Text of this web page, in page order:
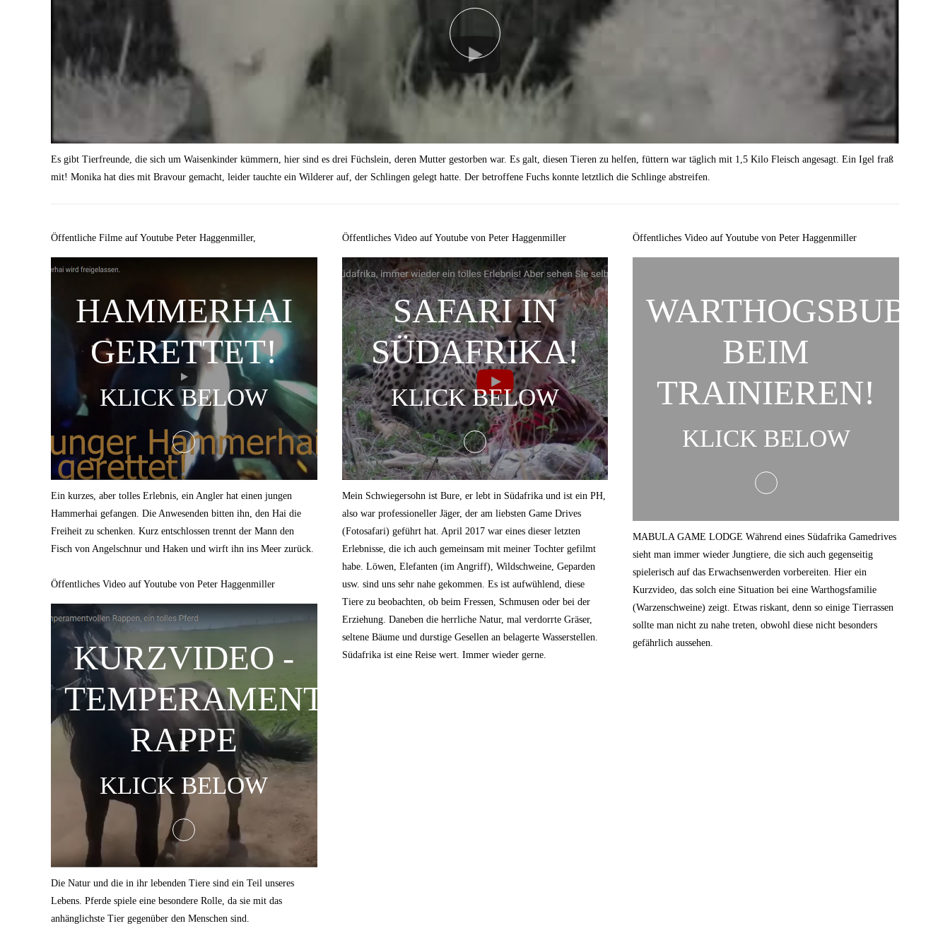
Es gibt Tierfreunde, die sich um Waisenkinder kümmern, hier sind es drei Füchslein, deren Mutter gestorben war. Es galt, diesen Tieren zu helfen, füttern war täglich mit 1,5 Kilo Fleisch angesagt. Ein Igel fraß
mit! Monika hat dies mit Bravour gemacht, leider tauchte ein Wilderer auf, der Schlingen gelegt hatte. Der betroffene Fuchs konnte letztlich die Schlinge abstreifen.
Öffentliche Filme auf Youtube Peter Haggenmiller,
HAMMERHAI
GERETTET!
KLICK BELOW
Ein kurzes, aber tolles Erlebnis, ein Angler hat einen jungen
Hammerhai gefangen. Die Anwesenden bitten ihn, den Hai die
Freiheit zu schenken. Kurz entschlossen trennt der Mann den
Fisch von Angelschnur und Haken und wirft ihn ins Meer zurück.
Öffentliches Video auf Youtube von Peter Haggenmiller
KURZVIDEO -
TEMPERAMENTVOLLER
RAPPE
KLICK BELOW
Die Natur und die in ihr lebenden Tiere sind ein Teil unseres
Lebens. Pferde spiele eine besondere Rolle, da sie mit das
anhänglichste Tier gegenüber den Menschen sind.
Öffentliches Video auf Youtube von Peter Haggenmiller
SAFARI IN
SÜDAFRIKA!
KLICK BELOW
Mein Schwiegersohn ist Bure, er lebt in Südafrika und ist ein PH,
also war professioneller Jäger, der am liebsten Game Drives
(Fotosafari) geführt hat. April 2017 war eines dieser letzten
Erlebnisse, die ich auch gemeinsam mit meiner Tochter gefilmt
habe. Löwen, Elefanten (im Angriff), Wildschweine, Geparden
usw. sind uns sehr nahe gekommen. Es ist aufwühlend, diese
Tiere zu beobachten, ob beim Fressen, Schmusen oder bei der
Erziehung. Daneben die herrliche Natur, mal verdorrte Gräser,
seltene Bäume und durstige Gesellen an belagerte Wasserstellen.
Südafrika ist eine Reise wert. Immer wieder gerne.
Öffentliches Video auf Youtube von Peter Haggenmiller
BEIM
TRAINIEREN!
KLICK BELOW
MABULA GAME LODGE Während eines Südafrika Gamedrives
sieht man immer wieder Jungtiere, die sich auch gegenseitig
spielerisch auf das Erwachsenwerden vorbereiten. Hier ein
Kurzvideo, das solch eine Situation bei eine Warthogsfamilie
(Warzenschweine) zeigt. Etwas riskant, denn so einige Tierrassen
sollte man nicht zu nahe treten, obwohl diese nicht besonders
gefährlich aussehen.